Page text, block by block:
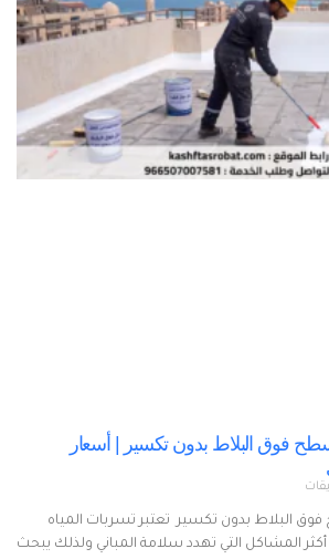
فوق البلاط بدون تكسير | أسعار
البلاط بدون تكسير تعتبر تسربات المياه
أكثر المشاكل التي تهدد سلامة المباني ولذلك يبحث